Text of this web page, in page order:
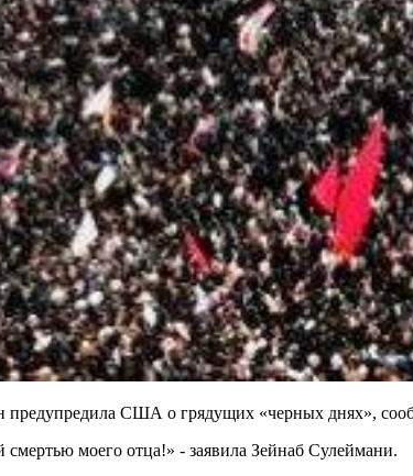
предупредила США о грядущих «черных днях»,
моего отца!» - заявила Зейнаб Сулеймани.